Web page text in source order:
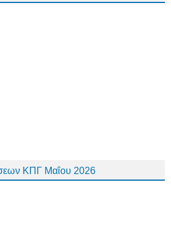
ΚΠΓ Μαΐου 2026